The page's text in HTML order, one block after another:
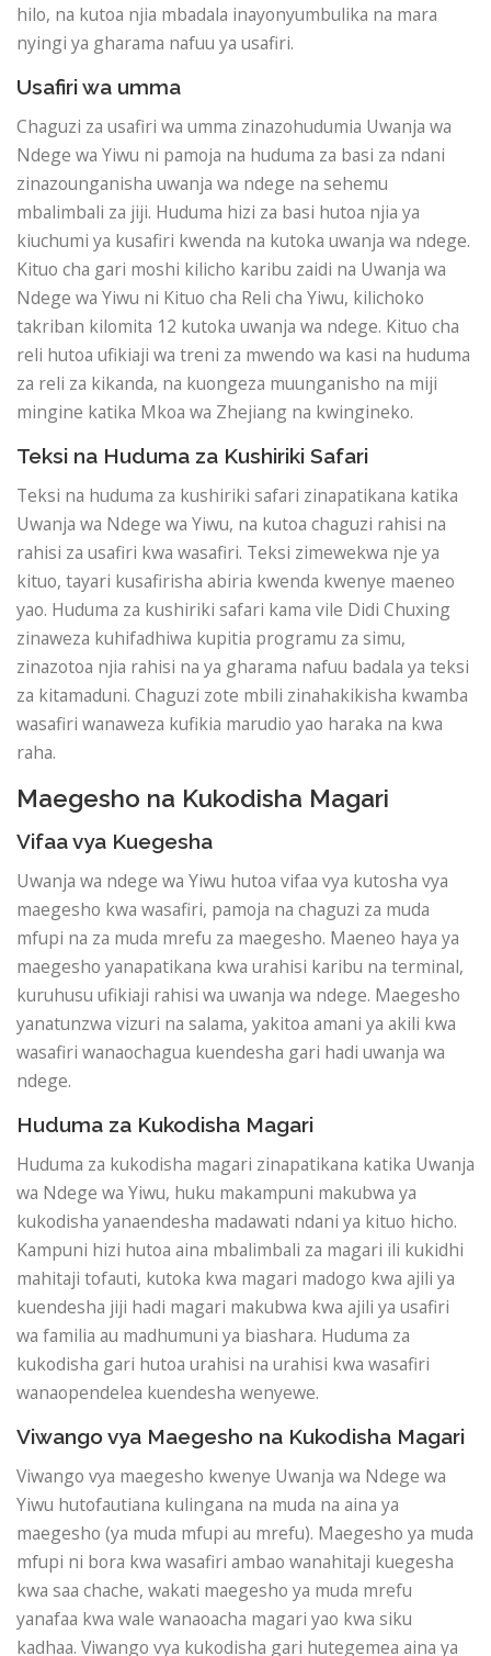
hilo, na kutoa njia mbadala inayonyumbulika na mara
nyingi ya gharama nafuu ya usafiri.
Usafiri wa umma
Chaguzi za usafiri wa umma zinazohudumia Uwanja wa
Ndege wa Yiwu ni pamoja na huduma za basi za ndani
zinazounganisha uwanja wa ndege na sehemu
mbalimbali za jiji. Huduma hizi za basi hutoa njia ya
kiuchumi ya kusafiri kwenda na kutoka uwanja wa ndege.
Kituo cha gari moshi kilicho karibu zaidi na Uwanja wa
Ndege wa Yiwu ni Kituo cha Reli cha Yiwu, kilichoko
takriban kilomita 12 kutoka uwanja wa ndege. Kituo cha
reli hutoa ufikiaji wa treni za mwendo wa kasi na huduma
za reli za kikanda, na kuongeza muunganisho na miji
mingine katika Mkoa wa Zhejiang na kwingineko.
Teksi na Huduma za Kushiriki Safari
Teksi na huduma za kushiriki safari zinapatikana katika
Uwanja wa Ndege wa Yiwu, na kutoa chaguzi rahisi na
rahisi za usafiri kwa wasafiri. Teksi zimewekwa nje ya
kituo, tayari kusafirisha abiria kwenda kwenye maeneo
yao. Huduma za kushiriki safari kama vile Didi Chuxing
zinaweza kuhifadhiwa kupitia programu za simu,
zinazotoa njia rahisi na ya gharama nafuu badala ya teksi
za kitamaduni. Chaguzi zote mbili zinahakikisha kwamba
wasafiri wanaweza kufikia marudio yao haraka na kwa
raha.
Maegesho na Kukodisha Magari
Vifaa vya Kuegesha
Uwanja wa ndege wa Yiwu hutoa vifaa vya kutosha vya
maegesho kwa wasafiri, pamoja na chaguzi za muda
mfupi na za muda mrefu za maegesho. Maeneo haya ya
maegesho yanapatikana kwa urahisi karibu na terminal,
kuruhusu ufikiaji rahisi wa uwanja wa ndege. Maegesho
yanatunzwa vizuri na salama, yakitoa amani ya akili kwa
wasafiri wanaochagua kuendesha gari hadi uwanja wa
ndege.
Huduma za Kukodisha Magari
Huduma za kukodisha magari zinapatikana katika Uwanja
wa Ndege wa Yiwu, huku makampuni makubwa ya
kukodisha yanaendesha madawati ndani ya kituo hicho.
Kampuni hizi hutoa aina mbalimbali za magari ili kukidhi
mahitaji tofauti, kutoka kwa magari madogo kwa ajili ya
kuendesha jiji hadi magari makubwa kwa ajili ya usafiri
wa familia au madhumuni ya biashara. Huduma za
kukodisha gari hutoa urahisi na urahisi kwa wasafiri
wanaopendelea kuendesha wenyewe.
Viwango vya Maegesho na Kukodisha Magari
Viwango vya maegesho kwenye Uwanja wa Ndege wa
Yiwu hutofautiana kulingana na muda na aina ya
maegesho (ya muda mfupi au mrefu). Maegesho ya muda
mfupi ni bora kwa wasafiri ambao wanahitaji kuegesha
kwa saa chache, wakati maegesho ya muda mrefu
yanafaa kwa wale wanaoacha magari yao kwa siku
kadhaa. Viwango vya kukodisha gari hutegemea aina ya